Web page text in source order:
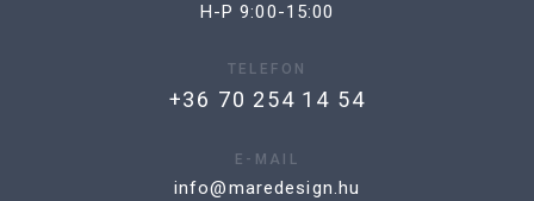
H-P 9:00-15:00
TELEFON
+36 70 254 14 54
E-MAIL
info@maredesign.hu